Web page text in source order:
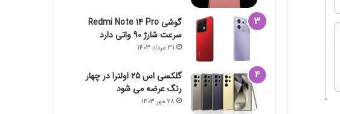
گوشی Redmi Note 14 Pro
سرعت شارژ 90 واتی دارد
31 مرداد 1403
گلکسی اس 25 اولترا در چهار
رنگ عرضه می شود
28 مهر 1403